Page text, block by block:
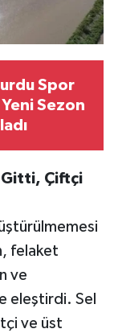
Spor
Sezon
Çiftçi
felaket
ve
eleştirdi. Sel
ve üst